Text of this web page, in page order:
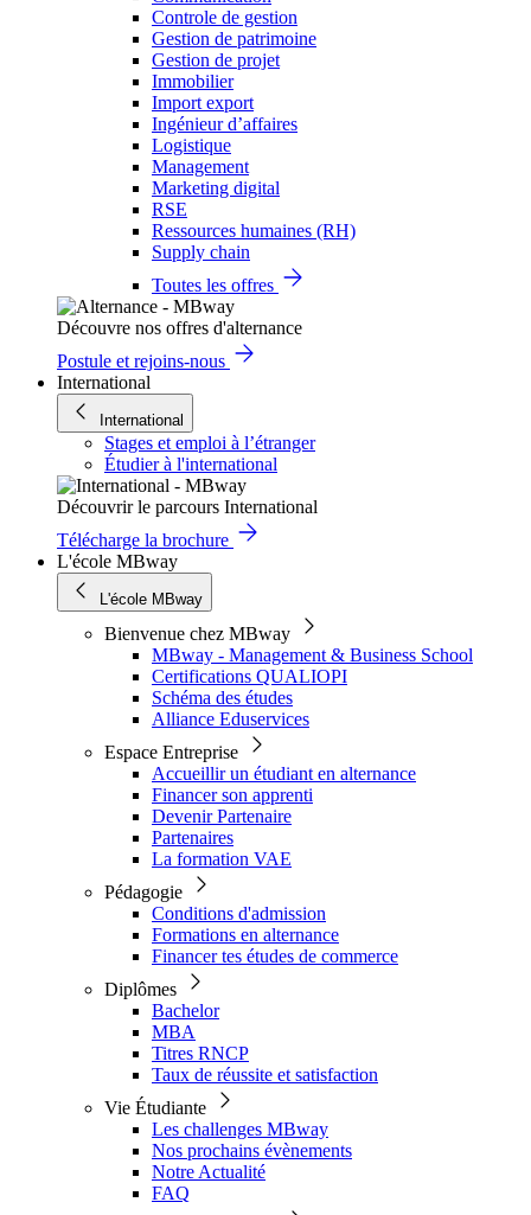
Controle de gestion
Gestion de patrimoine
Gestion de projet
Immobilier
Import export
Ingénieur d’affaires
Logistique
Management
Marketing digital
RSE
Ressources humaines (RH)
Supply chain
Toutes les offres
Découvre nos offres d'alternance
Postule et rejoins-nous
International
International
Stages et emploi à l’étranger
Étudier à l'international
Découvrir le parcours International
Télécharge la brochure
L'école MBway
L'école MBway
Bienvenue chez MBway
MBway - Management & Business School
Certifications QUALIOPI
Schéma des études
Alliance Eduservices
Espace Entreprise
Accueillir un étudiant en alternance
Financer son apprenti
Devenir Partenaire
Partenaires
La formation VAE
Pédagogie
Conditions d'admission
Formations en alternance
Financer tes études de commerce
Diplômes
Bachelor
MBA
Titres RNCP
Taux de réussite et satisfaction
Vie Étudiante
Les challenges MBway
Nos prochains évènements
Notre Actualité
FAQ